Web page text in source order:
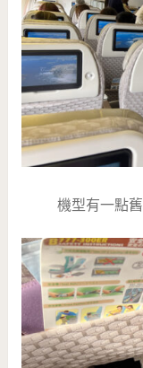
機型有一點